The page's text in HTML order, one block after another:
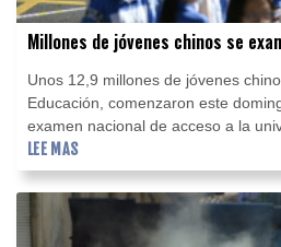
Millones de jóvenes chinos se
Unos 12,9 millones de jóvenes
Educación, comenzaron este
examen nacional de acceso a la
LEE MAS